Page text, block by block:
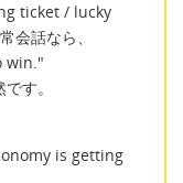
ticket / lucky
会話なら、
win."
す。
is getting